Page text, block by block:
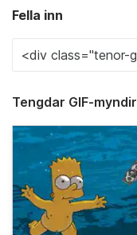
Fella inn
Tengdar GIF-myndir